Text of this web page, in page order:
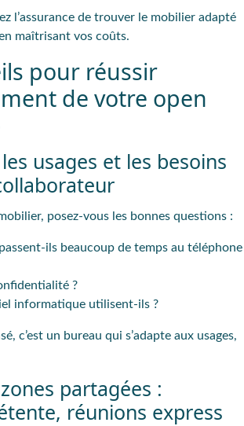
l’assurance de trouver le mobilier adapté
maîtrisant vos coûts.
pour réussir
de votre open
usages et les besoins
posez-vous les bonnes questions :
ils beaucoup de temps au téléphone
?
informatique utilisent-ils ?
c’est un bureau qui s’adapte aux usages,
partagées :
réunions express